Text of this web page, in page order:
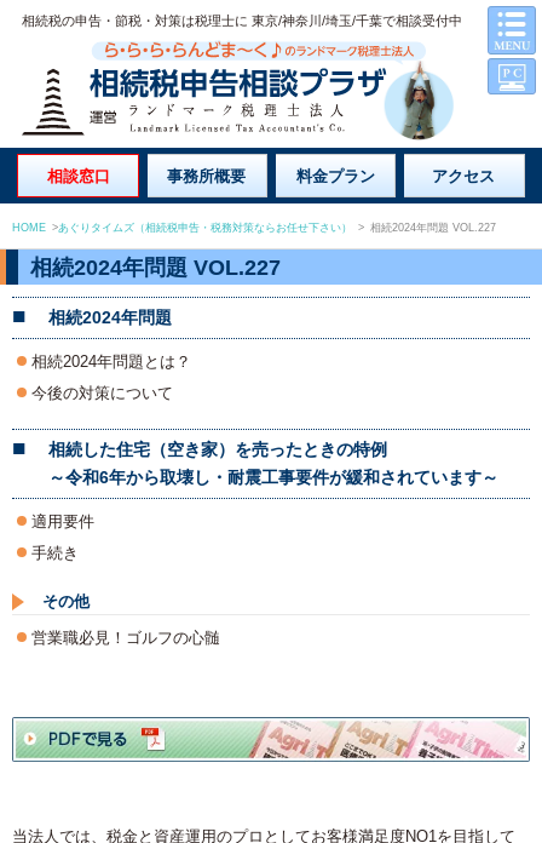
相続税の申告・節税・対策は税理士に 東京/神奈川/埼玉/千葉で相談受付中
相談窓口 事務所概要 料金プラン アクセス
HOME >あぐりタイムズ（相続税申告・税務対策ならお任せ下さい） > 相続2024年問題 VOL.227
相続2024年問題 VOL.227
相続2024年問題
相続2024年問題とは？
今後の対策について
相続した住宅（空き家）を売ったときの特例
～令和6年から取壊し・耐震工事要件が緩和されています～
適用要件
手続き
その他
営業職必見！ゴルフの心髄
当法人では、税金と資産運用のプロとしてお客様満足度NO1を目指して